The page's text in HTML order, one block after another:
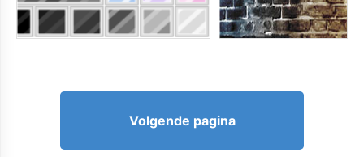
Volgende pagina